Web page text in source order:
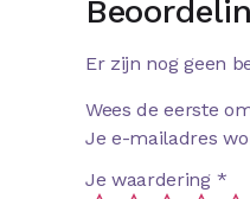
Er zijn nog geen
Wees de eerste
Je e-mailadres
Je waardering *